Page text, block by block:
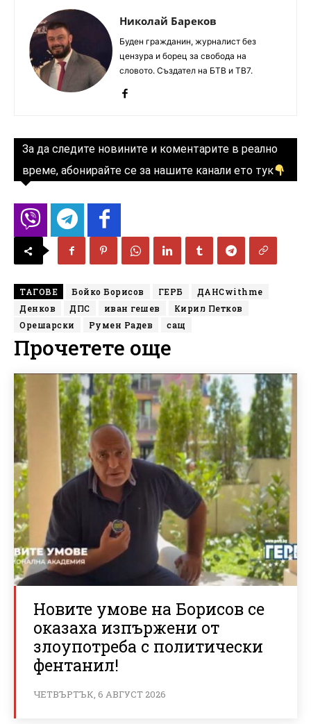
Николай Бареков
Буден гражданин, журналист без
цензура и борец за свобода на
словото. Създател на БТВ и ТВ7.
За да следите новините и коментарите в реално
време, абонирайте се за нашите канали ето тук
ТАГОВЕ Бойко Борисов ГЕРБ
ДАНСwithme
Денков
ДПС иван гешев
Кирил Петков
Орешарски
Румен Радев сащ
Прочетете още
Новите умове на Борисов се
оказаха изпържени от
злоупотреба с политически
фентанил!
ЧЕТВЪРТЪК, 6 АВГУСТ 2026